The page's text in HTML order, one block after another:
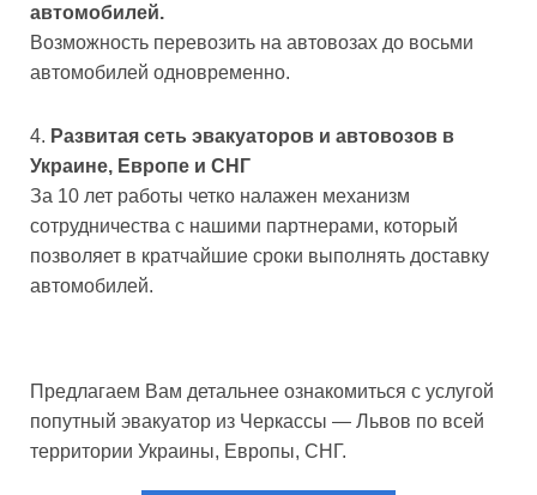
автомобилей.
Возможность перевозить на автовозах до восьми
автомобилей одновременно.
Развитая сеть эвакуаторов и автовозов в
Украине, Европе и СНГ
За 10 лет работы четко налажен механизм
сотрудничества с нашими партнерами, который
позволяет в кратчайшие сроки выполнять доставку
автомобилей.
Предлагаем Вам детальнее ознакомиться с услугой
попутный эвакуатор из Черкассы — Львов по всей
территории Украины, Европы, СНГ.